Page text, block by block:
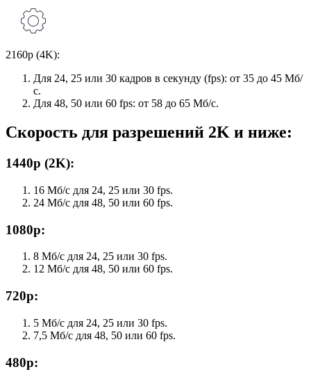
2160p (4K):
Для 24, 25 или 30 кадров в секунду (fps): от 35 до 45 Мб/
с.
Для 48, 50 или 60 fps: от 58 до 65 Мб/с.
Скорость для разрешений 2K и ниже:
1440p (2K):
16 Мб/с для 24, 25 или 30 fps.
24 Мб/с для 48, 50 или 60 fps.
1080p:
8 Мб/с для 24, 25 или 30 fps.
12 Мб/с для 48, 50 или 60 fps.
720p:
5 Мб/с для 24, 25 или 30 fps.
7,5 Мб/с для 48, 50 или 60 fps.
480p: